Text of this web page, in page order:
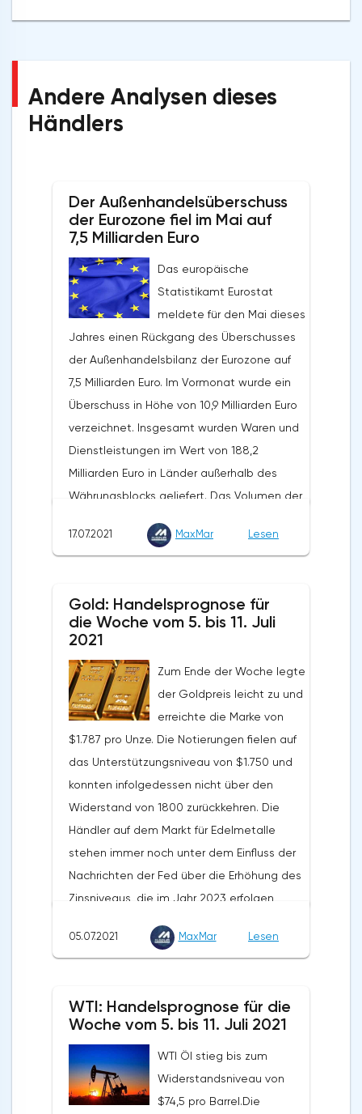
Andere Analysen dieses
Händlers
Der Außenhandelsüberschuss
der Eurozone fiel im Mai auf
7,5 Milliarden Euro
Das europäische
Statistikamt Eurostat
meldete für den Mai dieses
Jahres einen Rückgang des Überschusses
der Außenhandelsbilanz der Eurozone auf
7,5 Milliarden Euro. Im Vormonat wurde ein
Überschuss in Höhe von 10,9 Milliarden Euro
verzeichnet. Insgesamt wurden Waren und
Dienstleistungen im Wert von 188,2
Milliarden Euro in Länder außerhalb des
Währungsblocks geliefert. Das Volumen der
Monaten um 31,9 %. Die Importe wurden in
Nach Angaben von Eurostat schlossen die
Länder der Eurozone die fünf Monate des
Außenhandelsüberschuss von 79,7 Milliarden
Euro ab, was 21% über dem positiven Saldo
des Vorjahreszeitraums liegt. Die Exporte
beliefen sich im genannten Zeitraum auf
957,9 Milliarden Euro, ein Plus von 13,3 % im
Jahresvergleich. Das Volumen der Importe
stieg um 12,7% und betrug 878,2 Milliarden
Euro. Der Außenhandelsüberschuss der EU
wurde im Mai dieses Jahres mit 7,9
Milliarden Dollar verzeichnet. Im Mai letzten
Jahres lag dieser Wert bei 6,6 Milliarden
17.07.2021 MaxMar Lesen
Gold: Handelsprognose für
die Woche vom 5. bis 11. Juli
2021
Zum Ende der Woche legte
der Goldpreis leicht zu und
erreichte die Marke von
$1.787 pro Unze. Die Notierungen fielen auf
das Unterstützungsniveau von $1.750 und
konnten infolgedessen nicht über den
Widerstand von 1800 zurückkehren. Die
Händler auf dem Markt für Edelmetalle
stehen immer noch unter dem Einfluss der
Nachrichten der Fed über die Erhöhung des
Zinsniveaus, die im Jahr 2023 erfolgen
einer gewissen Anfälligkeit des Dollars in
langfristige Potenzial von Gold bleibt
bestehen, auch trotz des aktuell niedrigen
Preisniveaus. Die Staatsausgaben und die
globale Verschuldung werden die
Zentralbanken dazu zwingen, die Zinssätze
05.07.2021 MaxMar Lesen
WTI: Handelsprognose für die
Woche vom 5. bis 11. Juli 2021
WTI Öl stieg bis zum
Widerstandsniveau von
$74,5 pro Barrel.Die